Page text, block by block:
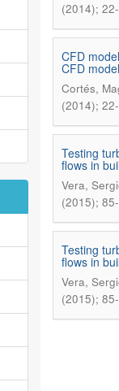
(2014);
CFD
CFD
Cortés,
(2014);
Testing
flows in
Vera,
(2015);
Testing
flows in
Vera,
(2015);